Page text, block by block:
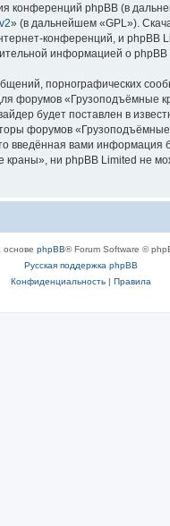
phpBB (в
» (в дальнейшем «GPL»).
конференций, и phpBB
информацией о
порнографических
форумов
будет поставлен в
форумов
введённая вами
ни phpBB Limited не
основе phpBB® Forum Software ©
Русская поддержка phpBB
Конфиденциальность| Правила